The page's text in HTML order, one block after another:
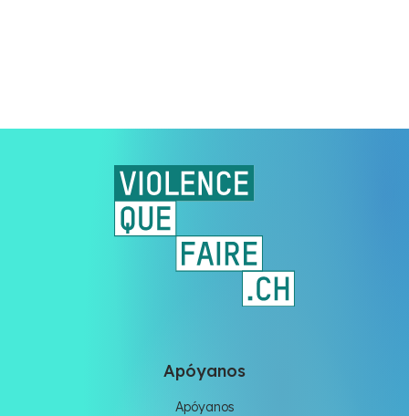
Apóyanos
Apóyanos